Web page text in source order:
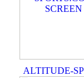
ALTITUDE-